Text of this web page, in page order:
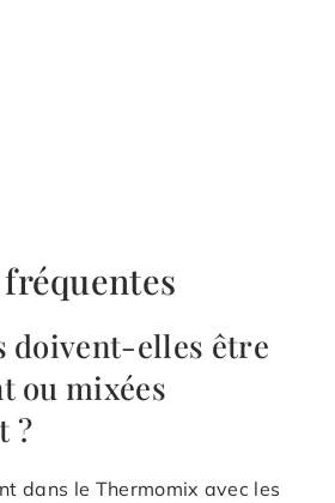
doivent-elles être
ou mixées
?
dans le Thermomix avec les